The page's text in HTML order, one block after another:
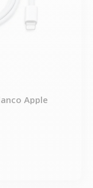
Apple